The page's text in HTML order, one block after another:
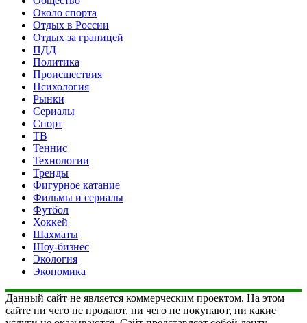
Около спорта
Отдых в России
Отдых за границей
ПДД
Политика
Происшествия
Психология
Рынки
Сериалы
Спорт
ТВ
Теннис
Технологии
Тренды
Фигурное катание
Фильмы и сериалы
Футбол
Хоккей
Шахматы
Шоу-бизнес
Экология
Экономика
Данный сайт не является коммерческим проектом. На этом
сайте ни чего не продают, ни чего не покупают, ни какие